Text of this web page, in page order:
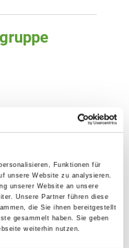
Funktionen für
unsere Website zu analysieren.
unserer Website an unsere
Unsere Partner führen diese
die Sie ihnen bereitgestellt
gesammelt haben. Sie geben
weiterhin nutzen.